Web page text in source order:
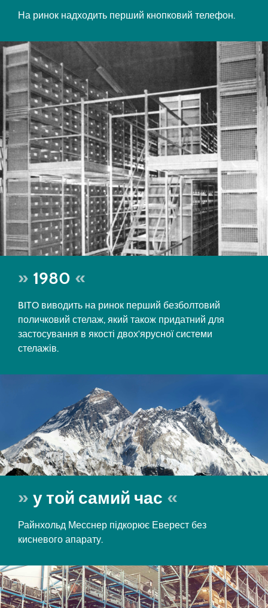
На ринок надходить перший кнопковий телефон.
1980
BITO виводить на ринок перший безболтовий
поличковий стелаж, який також придатний для
застосування в якості двох'ярусної системи
стелажів.
у той самий час
Райнхольд Месснер підкорює Еверест без
кисневого апарату.